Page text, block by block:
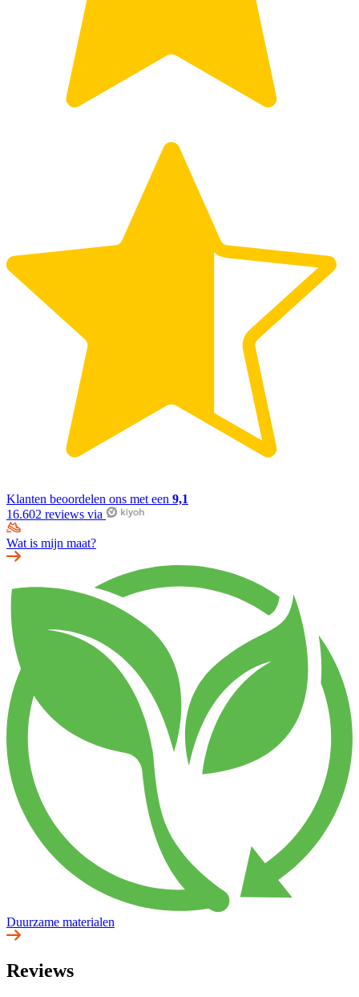
Klanten beoordelen ons met een 9,1
16.602 reviews via
Wat is mijn maat?
Duurzame materialen
Reviews